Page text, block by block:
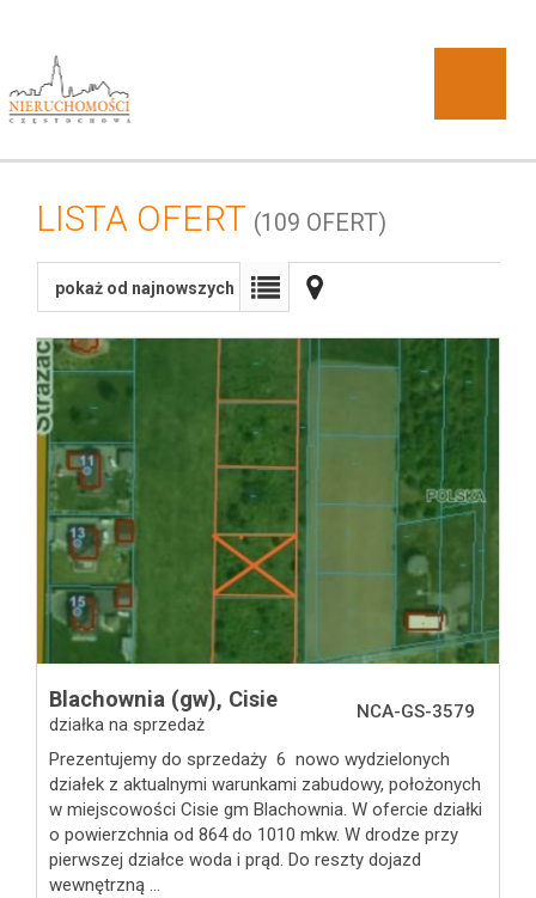
DOBRA
CHEMIA
Oferty
Domy
LISTA OFERT (109 OFERT)
pokaż od najnowszych
Blachownia (gw), Cisie
działka na sprzedaż
NCA-GS-3579
Prezentujemy do sprzedaży 6 nowo wydzielonych
działek z aktualnymi warunkami zabudowy, położonych
w miejscowości Cisie gm Blachownia. W ofercie działki
o powierzchnia od 864 do 1010 mkw. W drodze przy
pierwszej działce woda i prąd. Do reszty dojazd
wewnętrzną ...